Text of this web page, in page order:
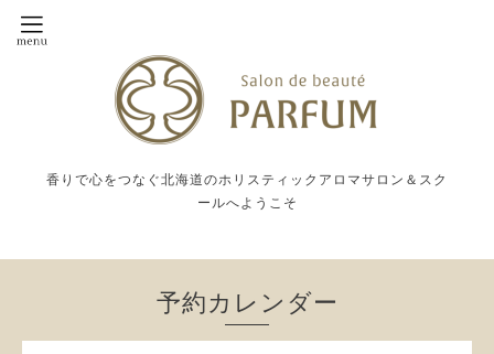
香りで心をつなぐ北海道のホリスティックアロマサロン＆スク
ールへようこそ
予約カレンダー